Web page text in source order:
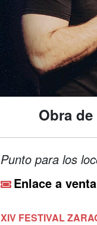
Obra
Punto para los
Enlace a
XIV FESTIVAL